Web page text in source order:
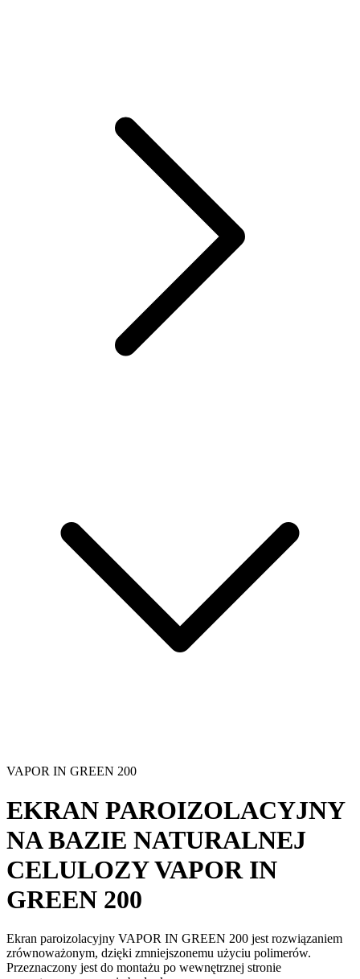
VAPOR IN GREEN 200
EKRAN PAROIZOLACYJNY
NA BAZIE NATURALNEJ
CELULOZYVAPOR IN
GREEN 200
Ekran paroizolacyjny VAPOR IN GREEN 200 jest rozwiązaniem
zrównoważonym, dzięki zmniejszonemu użyciu polimerów.
Przeznaczony jest do montażu po wewnętrznej stronie